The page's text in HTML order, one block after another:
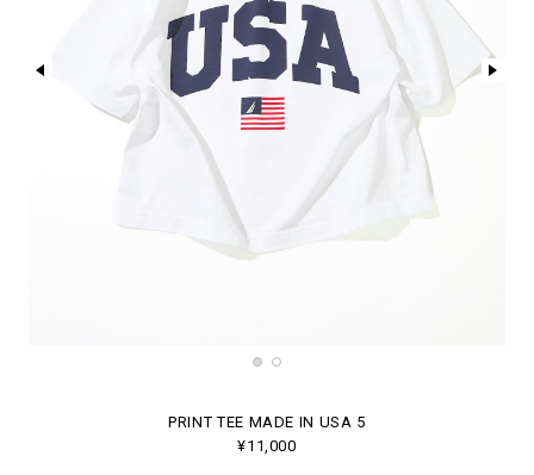
PRINT TEE MADE IN USA 5
¥11,000